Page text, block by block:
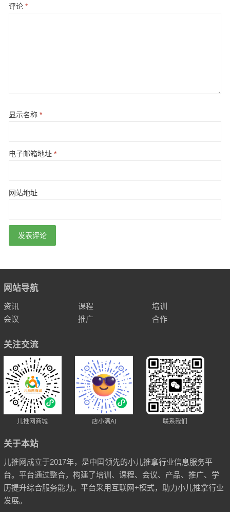
评论 *
显示名称 *
电子邮箱地址 *
网站地址
网站导航
资讯 课程
培训
会议
推广 合作
关注交流
儿推网商城 店小满AI 联系我们
关于本站
儿推网成立于2017年，是中国领先的小儿推拿行业信息服务平
台。平台通过整合，构建了培训、课程、会议、产品、推广、学
历提升综合服务能力。平台采用互联网+模式，助力小儿推拿行业
发展。